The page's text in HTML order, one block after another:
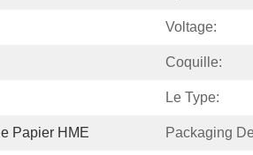
Voltage:
Coquille:
Le Type:
Papier HME Packaging